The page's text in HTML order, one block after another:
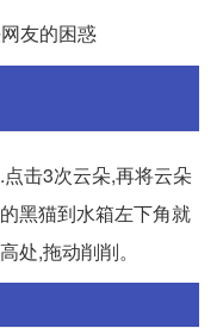
友的困惑
击3次云朵,再将云朵
黑猫到水箱左下角就
处,拖动削削。